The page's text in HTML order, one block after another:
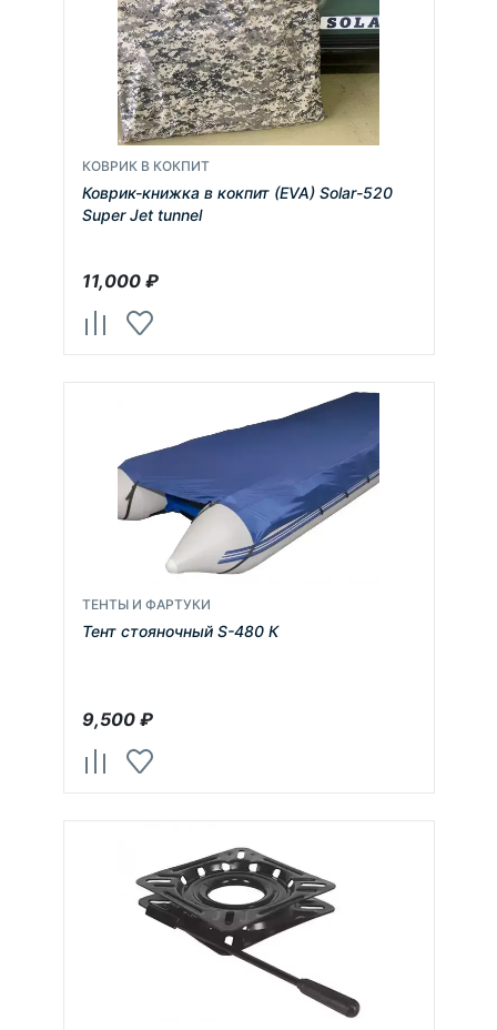
КОВРИК В КОКПИТ
Коврик-книжка в кокпит (EVA) Solar-520
Super Jet tunnel
11,000₽
ТЕНТЫ И ФАРТУКИ
Тент стояночный S-480 К
9,500₽